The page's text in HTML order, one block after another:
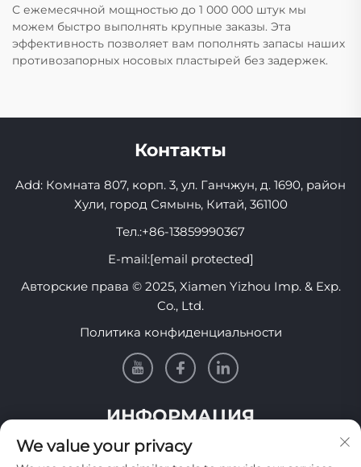
С ежемесячной мощностью до 1 000 000 штук мы
можем быстро выполнять крупные заказы. Эта
эффективность позволяет вам пополнять запасы наших
противозапорных носовых пластырей без задержек.
Контакты
Add: Комната 807, корп. 3, ул. Ганчжун, д. 1690, район
Хули, город Сямынь, Китай, 361100
Тел.:+86-13859990367
E-mail:[email protected]
Авторские права © 2025, Xiamen Yizhou Imp. & Exp.
Co., Ltd.
Политика конфиденциальности
ИНФОРМАЦИЯ
Подпишитесь, чтобы получать нашу еженедельную
We value your privacy